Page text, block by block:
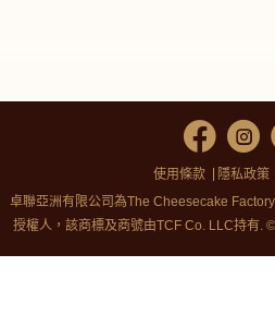
使用條款 隱私政策
卓聯亞洲有限公司為The Cheesecake
授權人，該商標及商號由TCF Co. LLC持有.